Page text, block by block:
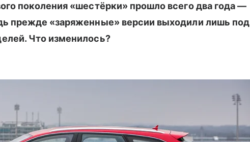
поколения «шестёрки» прошло всего два года —
прежде «заряженные» версии выходили лишь под
Что изменилось?